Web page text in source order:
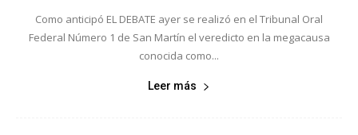
Como anticipó EL DEBATE ayer se realizó en el Tribunal Oral
Federal Número 1 de San Martín el veredicto en la megacausa
conocida como...
Leer más